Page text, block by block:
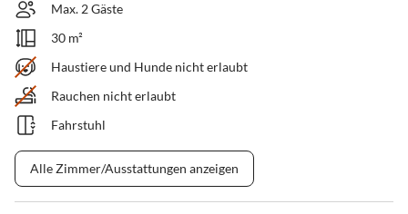
Max. 2 Gäste
30 m²
Haustiere und Hunde nicht erlaubt
Rauchen nicht erlaubt
Fahrstuhl
Alle Zimmer/Ausstattungen anzeigen